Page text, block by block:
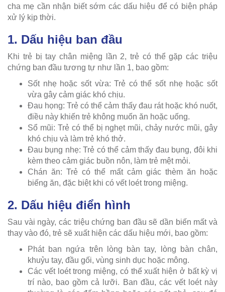
cha mẹ cần nhận biết sớm các dấu hiệu để có biện pháp
xử lý kịp thời.
1. Dấu hiệu ban đầu
Khi trẻ bị tay chân miệng lần 2, trẻ có thể gặp các triệu
chứng ban đầu tương tự như lần 1, bao gồm:
Sốt nhẹ hoặc sốt vừa: Trẻ có thể sốt nhẹ hoặc sốt
vừa gây cảm giác khó chịu.
Đau họng: Trẻ có thể cảm thấy đau rát hoặc khó nuốt,
điều này khiến trẻ không muốn ăn hoặc uống.
Sổ mũi: Trẻ có thể bị nghẹt mũi, chảy nước mũi, gây
khó chịu và làm trẻ khó thở.
Đau bụng nhẹ: Trẻ có thể cảm thấy đau bụng, đôi khi
kèm theo cảm giác buồn nôn, làm trẻ mệt mỏi.
Chán ăn: Trẻ có thể mất cảm giác thèm ăn hoặc
biếng ăn, đặc biệt khi có vết loét trong miệng.
2. Dấu hiệu điển hình
Sau vài ngày, các triệu chứng ban đầu sẽ dần biến mất và
thay vào đó, trẻ sẽ xuất hiện các dấu hiệu mới, bao gồm:
Phát ban ngứa trên lòng bàn tay, lòng bàn chân,
khuỷu tay, đầu gối, vùng sinh dục hoặc mông.
Các vết loét trong miệng, có thể xuất hiện ở bất kỳ vị
trí nào, bao gồm cả lưỡi. Ban đầu, các vết loét này